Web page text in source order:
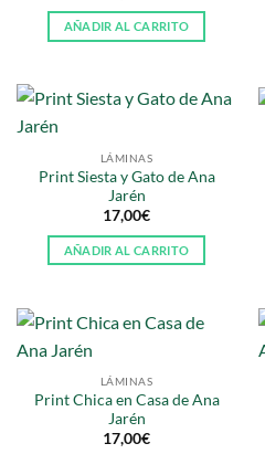
AÑADIR AL CARRITO
LÁMINAS
Print Siesta y Gato de Ana
Jarén
17,00€
AÑADIR AL CARRITO
LÁMINAS
Print Chica en Casa de Ana
Jarén
17,00€